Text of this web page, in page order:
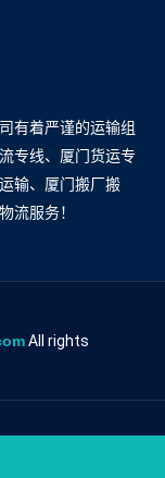
有着严谨的运输组
专线、厦门货运专
输、厦门搬厂搬
流服务！
All rights